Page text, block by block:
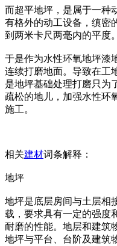
而超平地坪，是属于一种
有格外的动工设备，缜密
到两米卡尺两毫内的平度。
于是作为水性环氧地坪漆
连续打磨地面。导致在工
是地坪基础处理打磨只为
疏松的地儿，加强水性环
施工。
相关建材词条解释：
地坪
地坪是底层房间与土层相
载，要求具有一定的强度
耐磨的性能。地层和建筑
地坪与平台、台阶及建筑